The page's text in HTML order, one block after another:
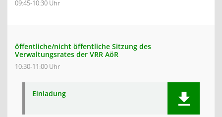
09:45-10:30 Uhr
öffentliche/nicht öffentliche Sitzung des
Verwaltungsrates der VRR AöR
10:30-11:00 Uhr
Einladung